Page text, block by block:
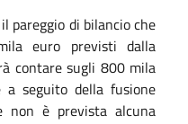
pareggio di bilancio che
euro previsti dalla
contare sugli 800 mila
seguito della fusione
non è prevista alcuna